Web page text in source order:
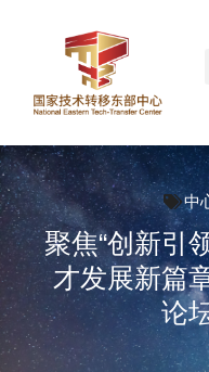
中
聚焦“创新引
才发展新篇
论